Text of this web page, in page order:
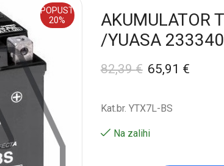
POPUST
20%
AKUMULATOR
/YUASA
82,39€ 65,91 €
Kat.br. YTX7L-BS
Na zalihi